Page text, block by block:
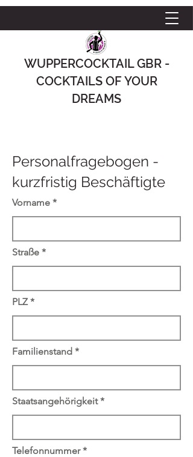
WUPPERCOCKTAIL GBR -
COCKTAILS OF YOUR
DREAMS
Personalfragebogen -
kurzfristig Beschäftigte
Vorname
Straße
PLZ
Familienstand
Staatsangehörigkeit
Telefonnummer